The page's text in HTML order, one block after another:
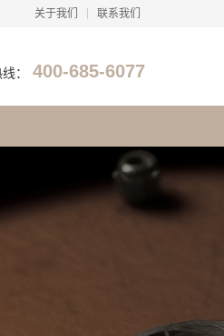
关于我们 联系我们
： 400-685-6077